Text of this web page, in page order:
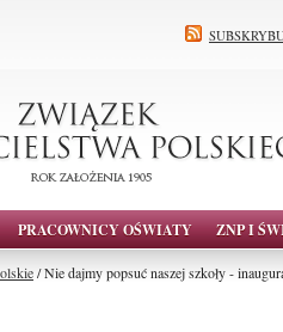
PRACOWNICY OŚWIATY ZNP I
/ Nie dajmy popsuć naszej szkoły -